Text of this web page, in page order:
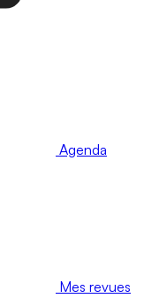
Agenda
Mes revues